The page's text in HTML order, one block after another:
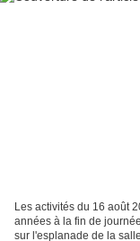
Les activités du 16 août
années à la fin de
sur l'esplanade de la